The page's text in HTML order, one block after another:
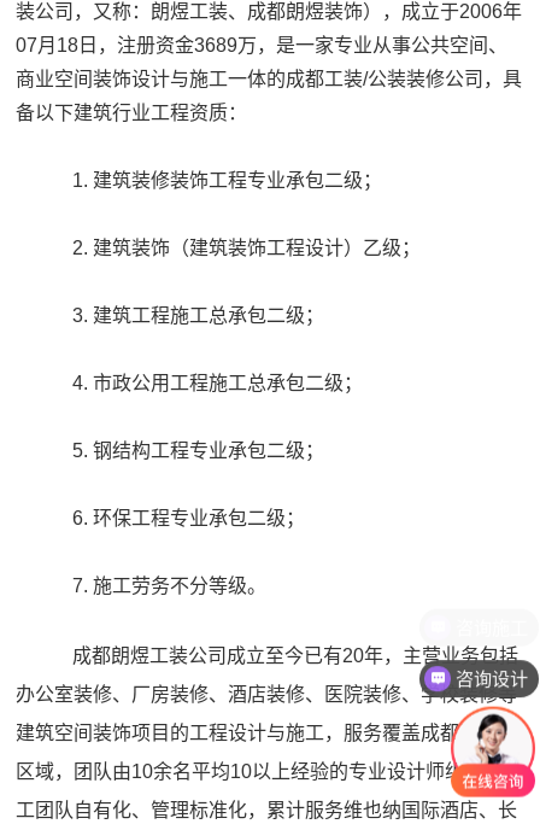
装公司，又称：朗煜工装、成都朗煜装饰），成立于2006年
07月18日，注册资金3689万，是一家专业从事公共空间、
商业空间装饰设计与施工一体的成都工装/公装装修公司，具
备以下建筑行业工程资质：
1. 建筑装修装饰工程专业承包二级；
2. 建筑装饰（建筑装饰工程设计）乙级；
3. 建筑工程施工总承包二级；
4. 市政公用工程施工总承包二级；
5. 钢结构工程专业承包二级；
6. 环保工程专业承包二级；
7. 施工劳务不分等级。
成都朗煜工装公司成立至今已有20年，主营业务包括
办公室装修、厂房装修、酒店装修、医院装修、学校装修等
建筑空间装饰项目的工程设计与施工，服务覆盖成都及周边
区域，团队由10余名平均10以上经验的专业设计师组成，施
工团队自有化、管理标准化，累计服务维也纳国际酒店、长
咨询设计